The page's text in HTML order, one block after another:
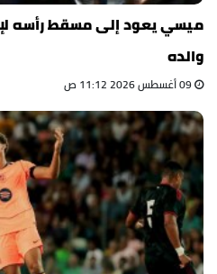
ميسي يعود إلى مسقط رأسه
والده